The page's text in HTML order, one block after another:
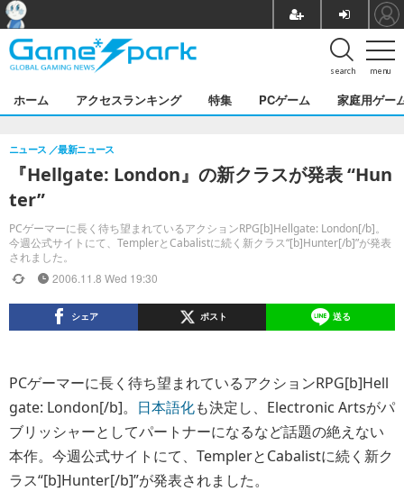
menu
search
ホーム アクセスランキング 特集 PCゲーム 家庭用ゲー
『Hellgate: London』の新クラスが発表 “Hun
ter”
PCゲーマーに長く待ち望まれているアクションRPG[b]Hellgate: London[/b]。
今週公式サイトにて、TemplerとCabalistに続く新クラス“[b]Hunter[/b]”が発表
されました。
ニュース 最新ニュース
2006.11.8 Wed 19:30
シェア ポスト 送る
PCゲーマーに長く待ち望まれているアクションRPG[b]Hell
gate: London[/b]。 日本語化も決定し、Electronic Artsがパ
ブリッシャーとしてパートナーになるなど話題の絶えない
本作。今週公式サイトにて、TemplerとCabalistに続く新ク
ラス“[b]Hunter[/b]”が発表されました。